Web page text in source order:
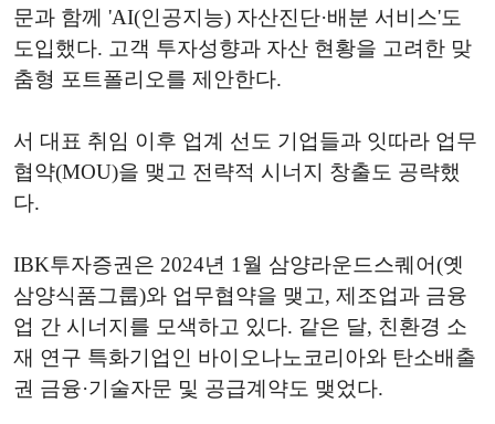
문과 함께 'AI(인공지능) 자산진단·배분 서비스'도
도입했다. 고객 투자성향과 자산 현황을 고려한 맞
춤형 포트폴리오를 제안한다.
서 대표 취임 이후 업계 선도 기업들과 잇따라 업무
협약(MOU)을 맺고 전략적 시너지 창출도 공략했
다.
IBK투자증권은 2024년 1월 삼양라운드스퀘어(옛
삼양식품그룹)와 업무협약을 맺고, 제조업과 금융
업 간 시너지를 모색하고 있다. 같은 달, 친환경 소
재 연구 특화기업인 바이오나노코리아와 탄소배출
권 금융·기술자문 및 공급계약도 맺었다.